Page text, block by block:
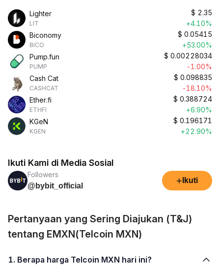
Lighter
LIT
$ 2.35
+4.10%
Biconomy
BICO
$ 0.05415
+53.00%
Pump.fun
PUMP
$ 0.00228034
-1.00%
Cash Cat
CASHCAT
$ 0.098835
-18.10%
Ether.fi
ETHFI
$ 0.388724
+6.90%
KGeN
KGEN
$ 0.196171
+22.90%
Ikuti Kami di Media Sosial
Followers
@bybit_official
+ Ikuti
Pertanyaan yang Sering Diajukan (T&J)
tentang EMXN(Telcoin MXN)
1. Berapa harga Telcoin MXN hari ini?